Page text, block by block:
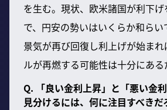
を生む。現状、欧米諸国が利下
で、円安の勢いはいくらか和ら
景気が再び回復し利上げが始ま
ルが再燃する可能性は十分にある
Q. 「良い金利上昇」と「悪い金
見分けるには、何に注目すべきだ